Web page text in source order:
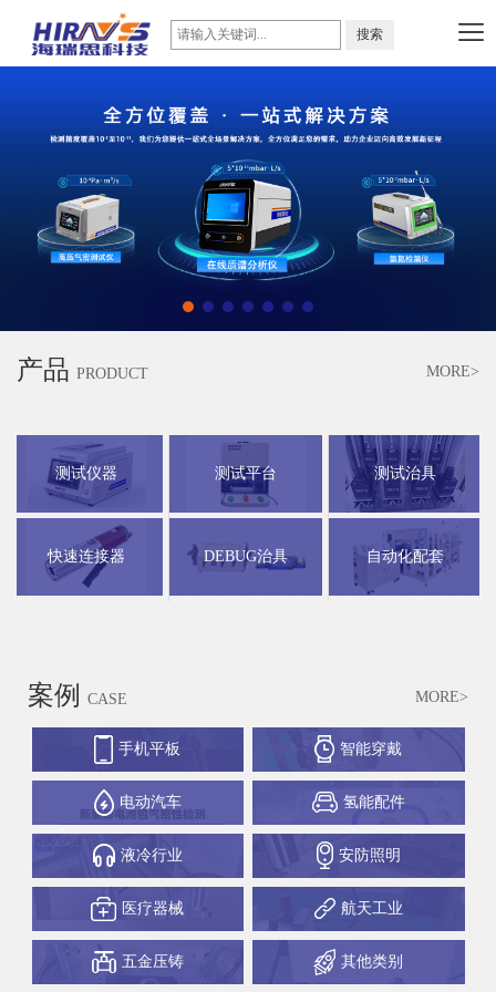
产品 PRODUCT MORE>
测试仪器 测试平台 测试治具
快速连接器 DEBUG治具 自动化配套
案例 CASE MORE>
手机平板 智能穿戴
电动汽车 氢能配件
液冷行业 安防照明
医疗器械 航天工业
五金压铸 其他类别